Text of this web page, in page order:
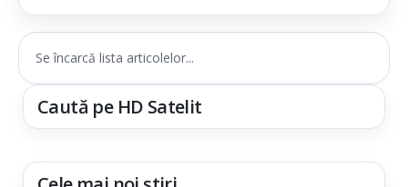
Se încarcă lista articolelor...
Caută pe HD Satelit